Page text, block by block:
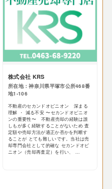
株式会社 KRS
所在地：神奈川県平塚市公所468番
地1-106
不動産のセカンドオピニオン 深まる
理解 ・ 減る不安 〜セカンドオピニオ
ンの重要性〜 不動産売却の経験は誰
しもが多く経験することがないため 査
定額や売却方法が適正か否かを判断す
ることが とても難しいです。当社は売
却専門会社として的確な セカンドオピ
ニオン（売却再査定）を行い、 ...